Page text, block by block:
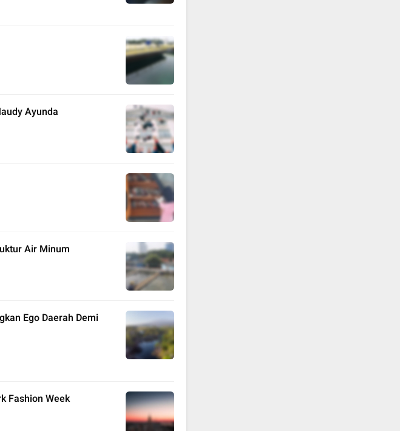
Ayunda
Air Minum
Ego Daerah Demi
Fashion Week